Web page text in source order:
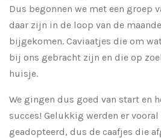
Dus begonnen we met een groep
daar zijn in de loop van de
bijgekomen. Caviaatjes die om
bij ons gebracht zijn en die op
huisje.
We gingen dus goed van start en
succes! Gelukkig werden er vooral
geadopteerd, dus de caafjes die